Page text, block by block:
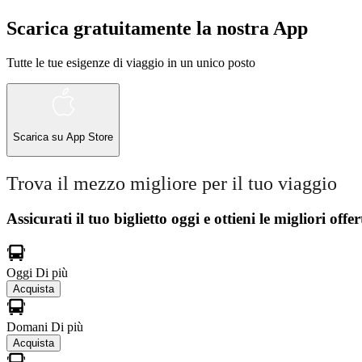
Scarica gratuitamente la nostra App
Tutte le tue esigenze di viaggio in un unico posto
Scarica su App Store
Trova il mezzo migliore per il tuo viaggio
Assicurati il ​​tuo biglietto oggi e ottieni le migliori
Oggi Di più
Acquista
Domani Di più
Acquista